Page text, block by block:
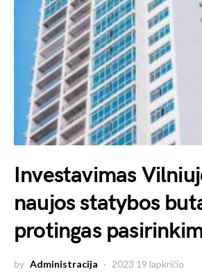
Investavimas
naujos statybos
protingas
by Administracija 2023 19 lapkričio